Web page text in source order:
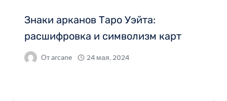
Знаки арканов Таро Уэйта:
расшифровка и символизм карт
Отarcane 24 мая, 2024